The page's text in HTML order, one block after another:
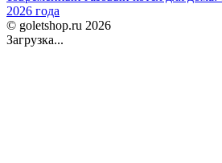
2026 года
© goletshop.ru 2026
Загрузка...